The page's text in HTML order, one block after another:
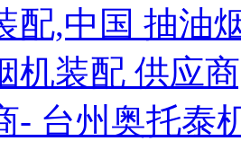
配,中国 抽油
机装配 供应
- 台州奥托泰